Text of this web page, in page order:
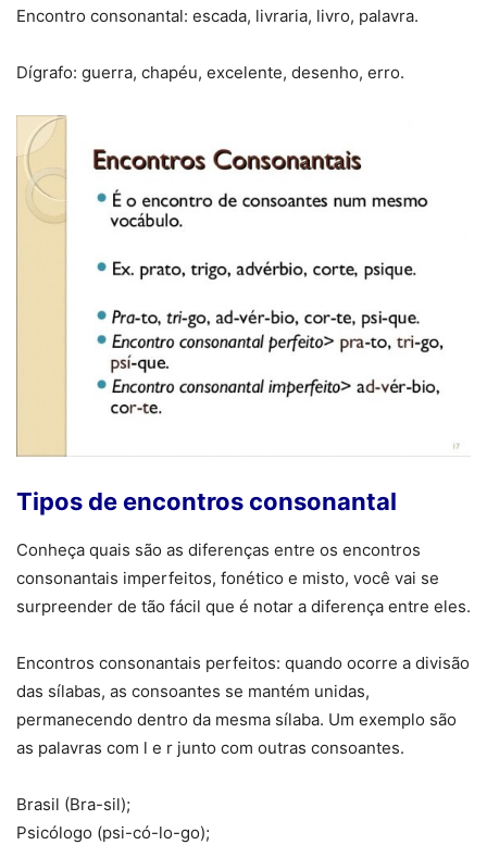
Encontro consonantal: escada, livraria, livro, palavra.
Dígrafo: guerra, chapéu, excelente, desenho, erro.
Tipos de encontros consonantal
Conheça quais são as diferenças entre os encontros
consonantais imperfeitos, fonético e misto, você vai se
surpreender de tão fácil que é notar a diferença entre eles.
Encontros consonantais perfeitos: quando ocorre a divisão
das sílabas, as consoantes se mantém unidas,
permanecendo dentro da mesma sílaba. Um exemplo são
as palavras com l e r junto com outras consoantes.
Brasil (Bra-sil);
Psicólogo (psi-có-lo-go);